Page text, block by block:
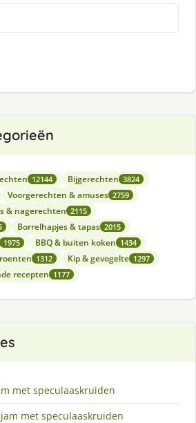
12144 Bijgerechten 3824
Voorgerechten & amuses 2759
& nagerechten 2115
Borrelhapjes & tapas 2015
1975 BBQ & buiten koken 1434
1312 Kip & gevogelte 1297
recepten 1177
met speculaaskruiden
met speculaaskruiden